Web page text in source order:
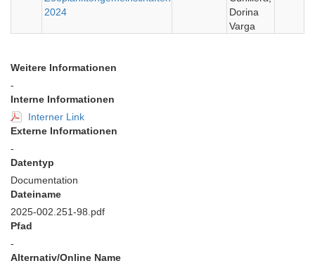
2024
Dorina
Varga
Weitere Informationen
-
Interne Informationen
Interner Link
Externe Informationen
-
Datentyp
Documentation
Dateiname
2025-002.251-98.pdf
Pfad
-
Alternativ/Online Name